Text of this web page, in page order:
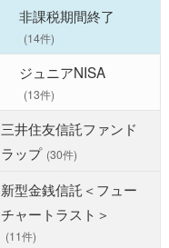
非課税期間終了
(14件)
ジュニアNISA
(13件)
三井住友信託ファンド
ラップ (30件)
新型金銭信託＜フュー
チャートラスト＞
(11件)